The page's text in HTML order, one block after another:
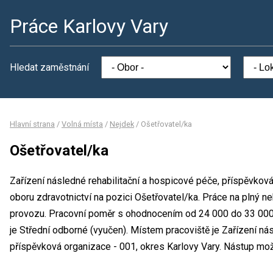
Práce Karlovy Vary
Hledat zaměstnání
Hlavní strana / Volná místa / Nejdek / Ošetřovatel/ka
Ošetřovatel/ka
Zařízení následné rehabilitační a hospicové péče,
oboru zdravotnictví na pozici Ošetřovatel/ka. Práce na plný
provozu. Pracovní poměr s ohodnocením od 24 000 do 33
je Střední odborné (vyučen). Místem pracoviště je Zařízení
příspěvková organizace - 001, okres Karlovy Vary. Nástup